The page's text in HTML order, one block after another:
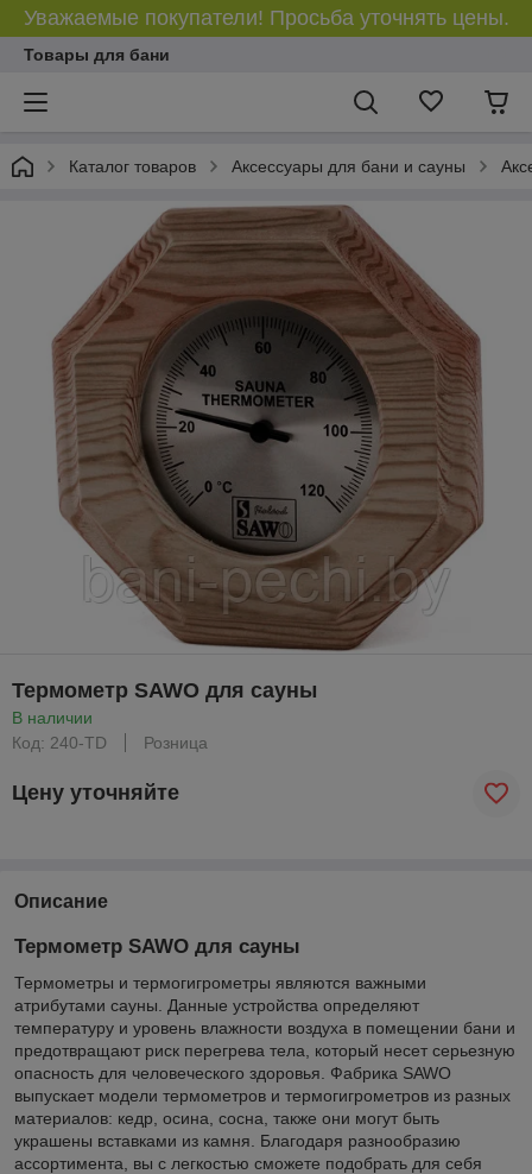
Уважаемые покупатели! Просьба уточнять цены.
Товары для бани
Каталог товаров Аксессуары для бани и сауны
Термометр SAWO для сауны
В наличии
Код: 240-TD
Розница
Цену уточняйте
Описание
Термометр SAWO для сауны
Термометры и термогигрометры являются важными
атрибутами сауны. Данные устройства определяют
температуру и уровень влажности воздуха в помещении бани и
предотвращают риск перегрева тела, который несет серьезную
опасность для человеческого здоровья. Фабрика SAWO
выпускает модели термометров и термогигрометров из разных
материалов: кедр, осина, сосна, также они могут быть
украшены вставками из камня. Благодаря разнообразию
ассортимента, вы с легкостью сможете подобрать для себя